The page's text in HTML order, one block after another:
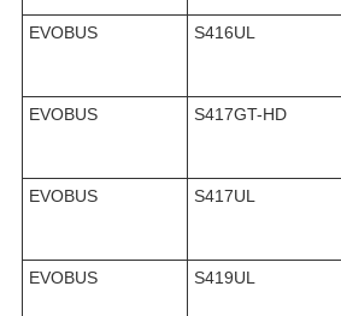
EVOBUS
S416UL
EVOBUS
S417GT-HD
EVOBUS
S417UL
EVOBUS
S419UL